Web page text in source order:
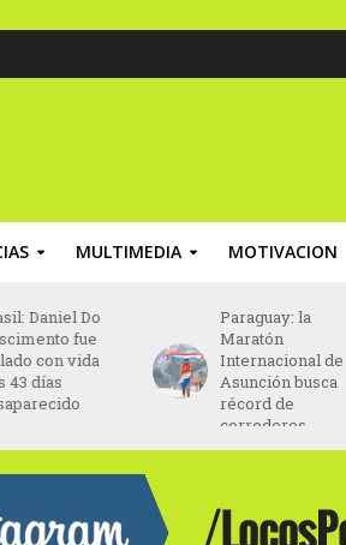
MULTIMEDIA MOTIVACION
la
de
busca
de
Chile: la Fedachi
Marathon
en el Estadio
Nacional de Chile